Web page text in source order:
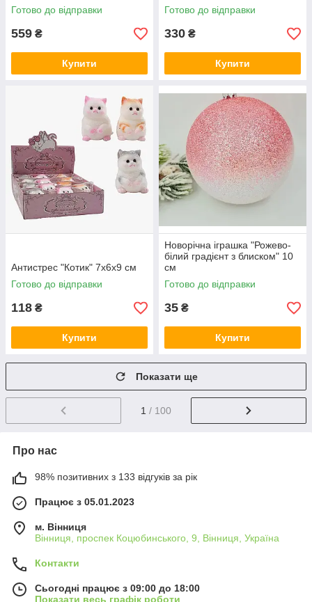
Готово до відправки
559 ₴
Купити
Готово до відправки
330 ₴
Купити
Антистрес "Котик" 7х6х9 см
Готово до відправки
118 ₴
Купити
Новорічна іграшка "Рожево-
білий градієнт з блиском" 10
см
Готово до відправки
35 ₴
Купити
Показати ще
1 / 100
Про нас
98% позитивних з 133 відгуків за рік
Працює з 05.01.2023
м. Вінниця
Вінниця, проспек Коцюбинського, 9, Вінниця, Україна
Контакти
Сьогодні працює з 09:00 до 18:00
Показати весь графік роботи